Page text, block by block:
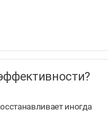
иногда